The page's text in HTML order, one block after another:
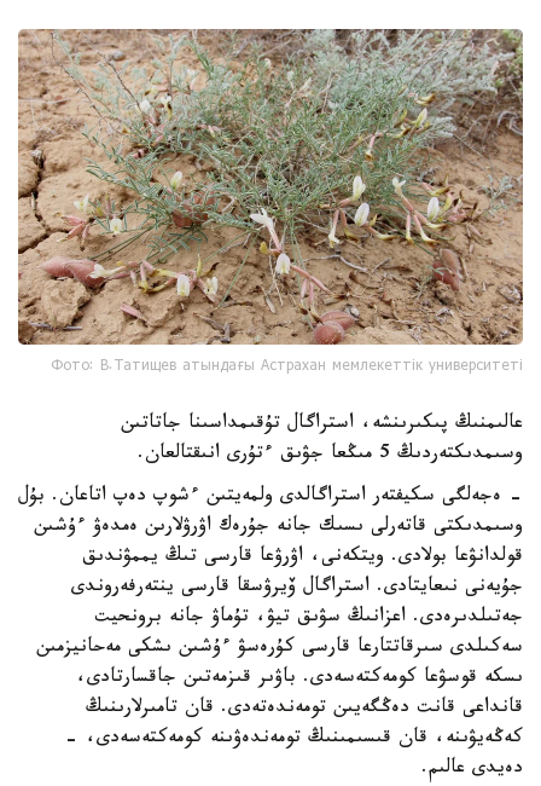
Фото: В.Татищев атындағы Астрахан мемлекеттік университеті
عالىمنىڭ پىكىرىنشە، استراگال تۇقىمداسىنا جاتاتىن
وسىمدىكتەردىڭ 5 مىڭعا جۋىق ءتۇرى انىقتالعان.
- ەجەلگى سكيفتەر استراگالدى ولمەيتىن ءشوپ دەپ اتاعان. بۇل
وسىمدىكتى قاتەرلى ىسىك جانە جۇرەك اۋرۋلارىن ەمدەۋ ءۇشىن
قولدانۋعا بولادى. ويتكەنى، اۋرۋعا قارسى تىڭ يممۋندىق
جۇيەنى نىعايتادى. استراگال ۆيرۋسقا قارسى ينتەرفەروندى
جەتىلدىرەدى. اعزانىڭ سۋىق تيۋ، تۇماۋ جانە برونحيت
سەكىلدى سىرقاتتارعا قارسى كۇرەسۋ ءۇشىن ىشكى مەحانيزمىن
ىسكە قوسۋعا كومەكتەسەدى. باۋىر قىزمەتىن جاقسارتادى،
قانداعى قانت دەڭگەيىن تومەندەتەدى. قان تامىرلارىنىڭ
كەڭەيۋىنە، قان قىسىمىنىڭ تومەندەۋىنە كومەكتەسەدى، -
دەيدى عالىم.